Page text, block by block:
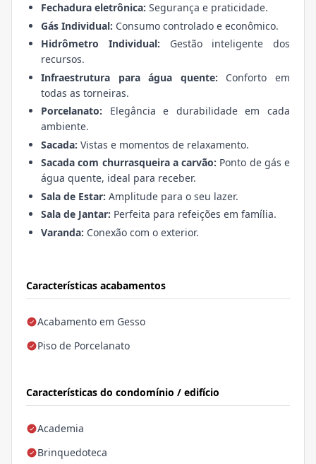
Características acabamentos
Acabamento em Gesso
Piso de Porcelanato
Características do condomínio / edifício
Academia
Brinquedoteca
Fechadura eletrônica: Segurança e praticidade.
Gás Individual: Consumo controlado e econômico.
Hidrômetro Individual: Gestão inteligente dos
recursos.
Infraestrutura para água quente: Conforto em
todas as torneiras.
Porcelanato: Elegância e durabilidade em cada
ambiente.
Sacada: Vistas e momentos de relaxamento.
Sacada com churrasqueira a carvão: Ponto de gás e
água quente, ideal para receber.
Sala de Estar: Amplitude para o seu lazer.
Sala de Jantar: Perfeita para refeições em família.
Varanda: Conexão com o exterior.